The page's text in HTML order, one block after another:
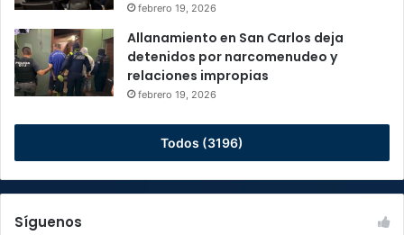
febrero 19, 2026
Allanamiento en San Carlos deja
detenidos por narcomenudeo y
relaciones impropias
febrero 19, 2026
Todos (3196)
Síguenos